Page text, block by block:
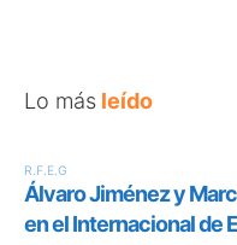
Lo más leído